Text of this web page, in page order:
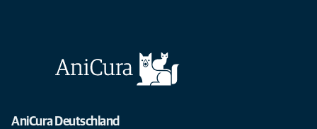
AniCura Deutschland